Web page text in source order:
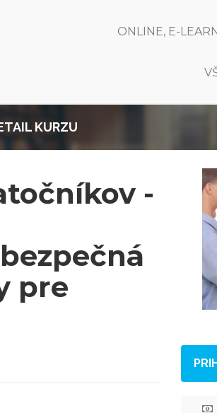
ONLINE, E-
KURZU
-
pre